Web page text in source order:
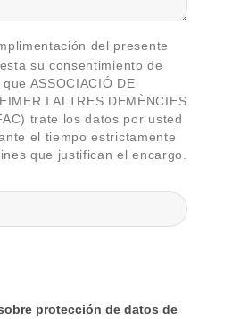
del presente
su consentimiento de
ASSOCIACIÓ DE
I ALTRES DEMÈNCIES
trate los datos por usted
el tiempo estrictamente
que justifican el encargo.
protección de datos de